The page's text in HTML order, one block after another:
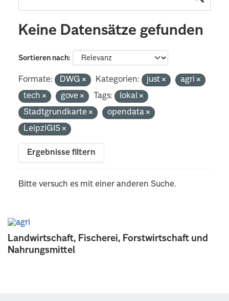
Landwirtschaft, Fischerei, Forstwirtschaft und
Nahrungsmittel
Keine Datensätze gefunden
Sortieren nach
Formate: DWG Kategorien: just
agri
tech
gove Tags:
lokal
Stadtgrundkarte
opendata
LeipziGIS
Ergebnisse filtern
Bitte versuch es mit einer anderen Suche.